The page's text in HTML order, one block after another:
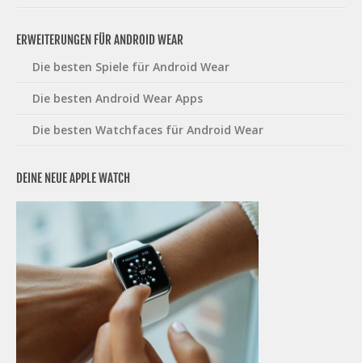
ERWEITERUNGEN FÜR ANDROID WEAR
Die besten Spiele für Android Wear
Die besten Android Wear Apps
Die besten Watchfaces für Android Wear
DEINE NEUE APPLE WATCH